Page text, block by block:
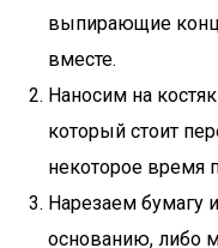
выпирающие
вместе.
Наносим на
который стоит
некоторое время
Нарезаем бумагу
основанию, либо